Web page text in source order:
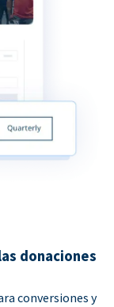
donaciones
conversiones y